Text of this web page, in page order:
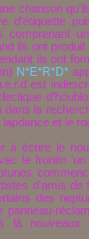
chanson
d'étiquette
comprenant
ils ont
ils ont
N*E*R*D*
est
la
et le
à écrire le
le frontin
d'amis
des
là